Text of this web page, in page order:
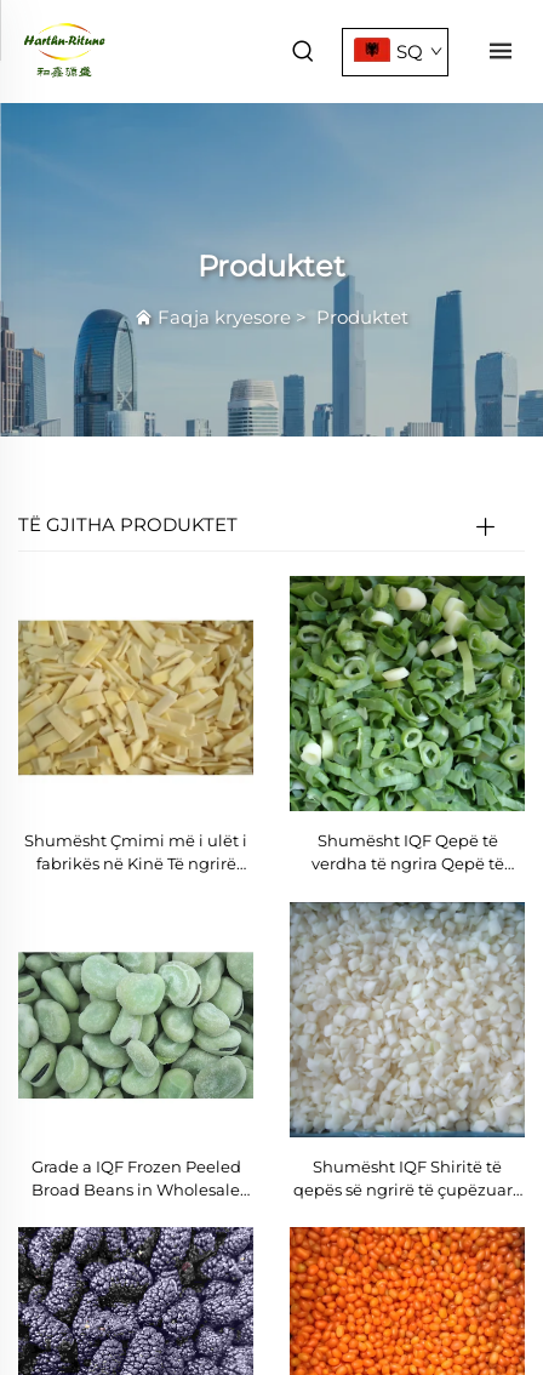
SQ
Produktet
Faqja kryesore > Produktet
TË GJITHA PRODUKTET
Shumësht Çmimi më i ulët i
fabrikës në Kinë Të ngrirë
Shumësht IQF Qepë të
verdha të ngrira Qepë të
Qepë të verdha të ngrira
Verdura
Grade a IQF Frozen Peeled
Broad Beans in Wholesale
Vegetables
Shumësht IQF Shiritë të
qepës së ngrirë të çupëzuara
çmimi